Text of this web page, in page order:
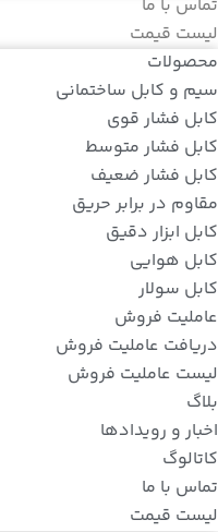
تماس با ما
لیست قیمت
محصولات
سیم و کابل ساختمانی
کابل فشار قوی
کابل فشار متوسط
کابل فشار ضعیف
مقاوم در برابر حریق
کابل ابزار دقیق
کابل هوایی
کابل سولار
عاملیت فروش
دریافت عاملیت فروش
لیست عاملیت فروش
بلاگ
اخبار و رویدادها
کاتالوگ
تماس با ما
لیست قیمت